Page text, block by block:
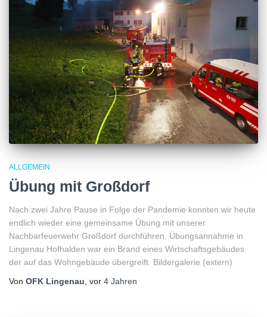
ALLGEMEIN
Übung mit Großdorf
Nach zwei Jahre Pause in Folge der Pandemie konnten wir heute
endlich wieder eine gemeinsame Übung mit unserer
Nachbarfeuerwehr Großdorf durchführen. Übungsannahme in
Lingenau Hofhalden war ein Brand eines Wirtschaftsgebäudes
der auf das Wohngebäude übergreift. Bildergalerie (extern)
Von OFK Lingenau , vor 4 Jahren